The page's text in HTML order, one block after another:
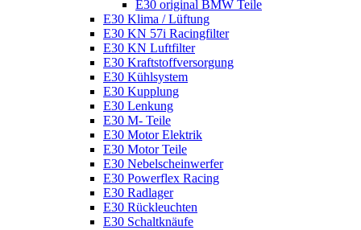
E30 original BMW Teile
E30 Klima / Lüftung
E30 KN 57i Racingfilter
E30 KN Luftfilter
E30 Kraftstoffversorgung
E30 Kühlsystem
E30 Kupplung
E30 Lenkung
E30 M- Teile
E30 Motor Elektrik
E30 Motor Teile
E30 Nebelscheinwerfer
E30 Powerflex Racing
E30 Radlager
E30 Rückleuchten
E30 Schaltknäufe